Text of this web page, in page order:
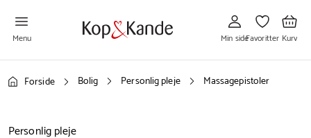
Menu
til
Min
side
Min side
til
Favoritter
Favoritter
til
Kurv
Kurv
Forside Bolig Personlig pleje Massagepistoler
Personlig pleje